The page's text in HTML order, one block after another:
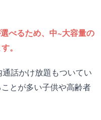
べるため、中~大容量の
。
話かけ放題もついてい
とが多い子供や高齢者